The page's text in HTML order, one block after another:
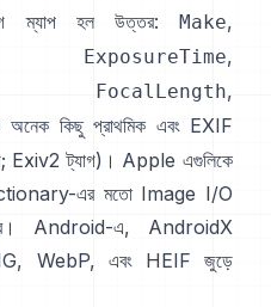
ম্যাপ হল উত্তর: Make,
ExposureTime,
FocalLength,
কিছু প্রাথমিক এবং EXIF
; Exiv2 ট্যাগ)। Apple এগুলিকে
-এর মতো Image I/O
Android-এ, AndroidX
WebP, এবং HEIF জুড়ে